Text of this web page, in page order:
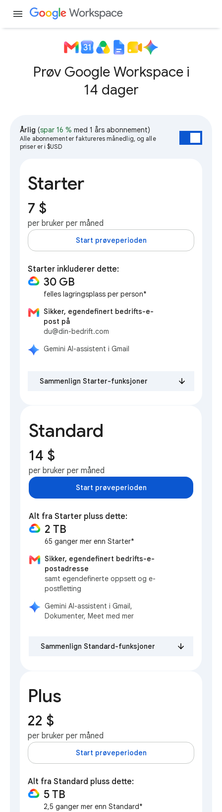
menu
Prøv Google Workspace i
14 dager
Årlig (spar 16 % med 1 års abonnement)
Alle abonnementer faktureres månedlig, og alle
priser er i $USD
Starter
7 $
per bruker per måned
Start prøveperioden
Starter inkluderer dette:
30 GB
felles lagringsplass per person*
Sikker, egendefinert bedrifts-e-
post på
du@din-bedrift.com
Gemini AI-assistent i Gmail
Sammenlign Starter-funksjoner
Standard
14 $
per bruker per måned
Start prøveperioden
Alt fra Starter pluss dette:
2 TB
65 ganger mer enn Starter*
Sikker, egendefinert bedrifts-e-
postadresse
samt egendefinerte oppsett og e-
postfletting
Gemini AI-assistent i Gmail,
Dokumenter, Meet med mer
Sammenlign Standard-funksjoner
Plus
22 $
per bruker per måned
Start prøveperioden
Alt fra Standard pluss dette:
5 TB
2,5 ganger mer enn Standard*